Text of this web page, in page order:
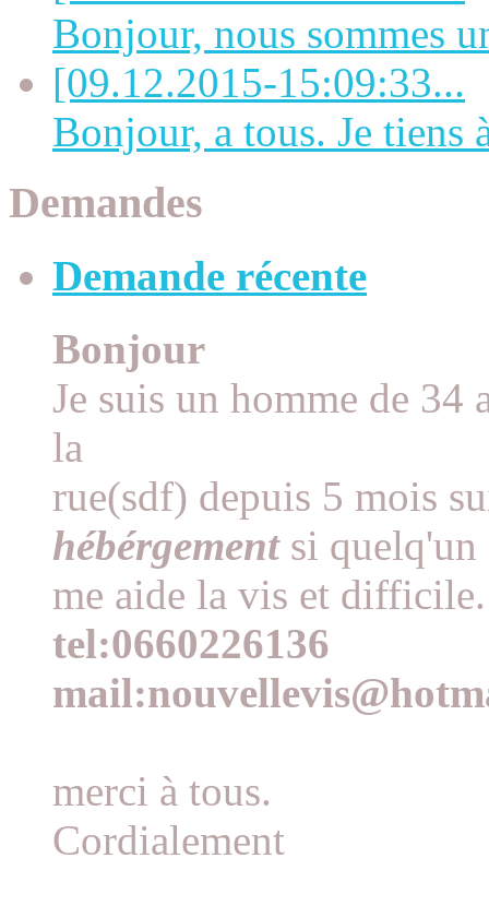
Bonjour, nous sommes
[09.12.2015-15:09:33...
Bonjour, a tous. Je tiens
Demandes
Demande récente
Bonjour
Je suis un homme de
la
rue(sdf) depuis 5 mois
hébérgementsi quelq'un
me aide la vis et difficile.
tel:0660226136
merci à tous.
Cordialement